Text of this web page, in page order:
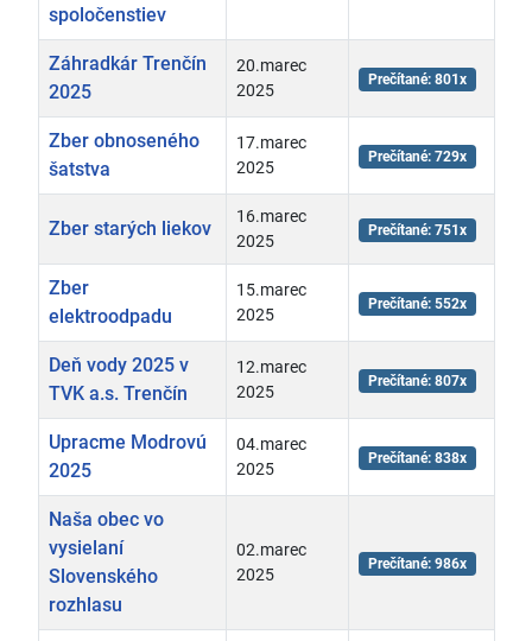
spoločenstiev
Záhradkár Trenčín
2025
20.marec
2025
Prečítané: 801x
Zber obnoseného
šatstva
17.marec
2025
Prečítané: 729x
Zber starých liekov
16.marec
2025
Prečítané: 751x
Zber
elektroodpadu
15.marec
2025
Prečítané: 552x
Deň vody 2025 v
TVK a.s. Trenčín
12.marec
2025
Prečítané: 807x
Upracme Modrovú
2025
04.marec
2025
Prečítané: 838x
Naša obec vo
vysielaní
Slovenského
rozhlasu
02.marec
2025
Prečítané: 986x